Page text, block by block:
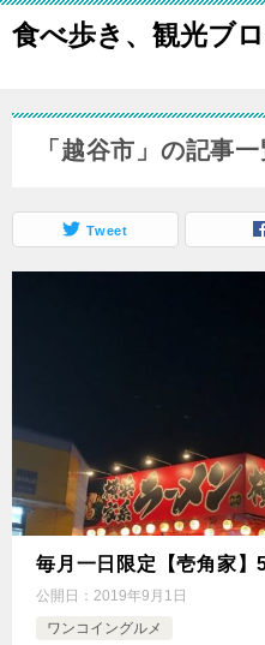
食べ歩き、観光ブ
「越谷市」の記事
Tweet
毎月一日限定【壱角家】
公開日： 2019年9月1日
ワンコイングルメ